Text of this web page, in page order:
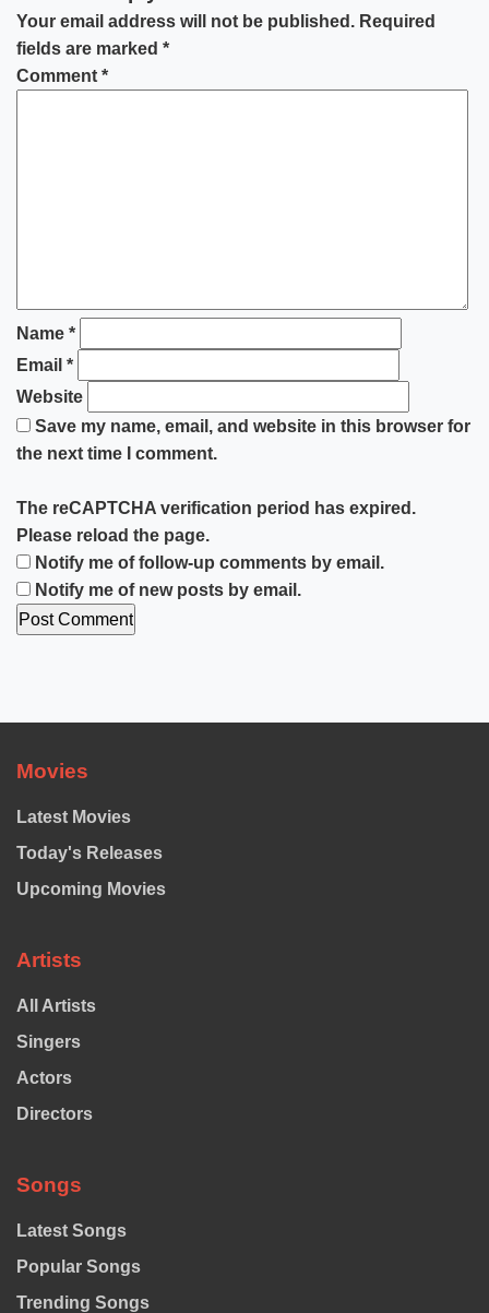
Your email address will not be published. Required
fields are marked *
Comment *
Name *
Email *
Website
Save my name, email, and website in this browser for
the next time I comment.
The reCAPTCHA verification period has expired.
Please reload the page.
Notify me of follow-up comments by email.
Notify me of new posts by email.
Movies
Latest Movies
Today's Releases
Upcoming Movies
Artists
All Artists
Singers
Actors
Directors
Songs
Latest Songs
Popular Songs
Trending Songs